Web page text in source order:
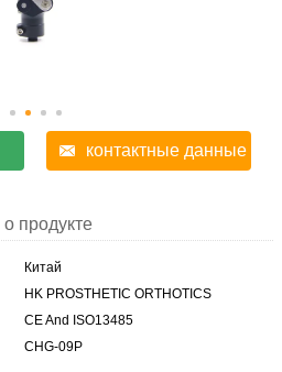
контактные данные
продукте
Китай
HK PROSTHETIC ORTHOTICS
CE And ISO13485
CHG-09P